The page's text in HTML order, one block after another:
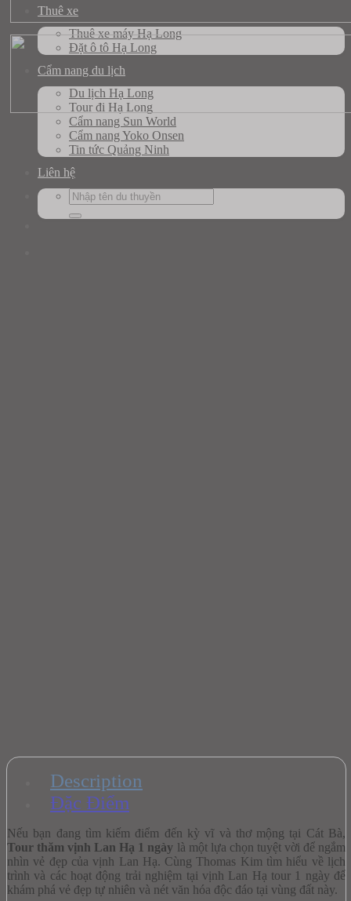
Thuê xe
Thuê xe máy Hạ Long
Đặt ô tô Hạ Long
Cẩm nang du lịch
Du lịch Hạ Long
Tour đi Hạ Long
Cẩm nang Sun World
Cẩm nang Yoko Onsen
Tin tức Quảng Ninh
Liên hệ
Search
for:
Description
Đặc Điểm
Nếu bạn đang tìm kiếm điểm đến kỳ vĩ và thơ mộng tại Cát Bà,
Tour thăm vịnh Lan Hạ 1 ngày là một lựa chọn tuyệt vời để ngắm
nhìn vẻ đẹp của vịnh Lan Hạ. Cùng Thomas Kim tìm hiểu về lịch
trình và các hoạt động trải nghiệm tại vịnh Lan Hạ tour 1 ngày để
khám phá vẻ đẹp tự nhiên và nét văn hóa độc đáo tại vùng đất này.